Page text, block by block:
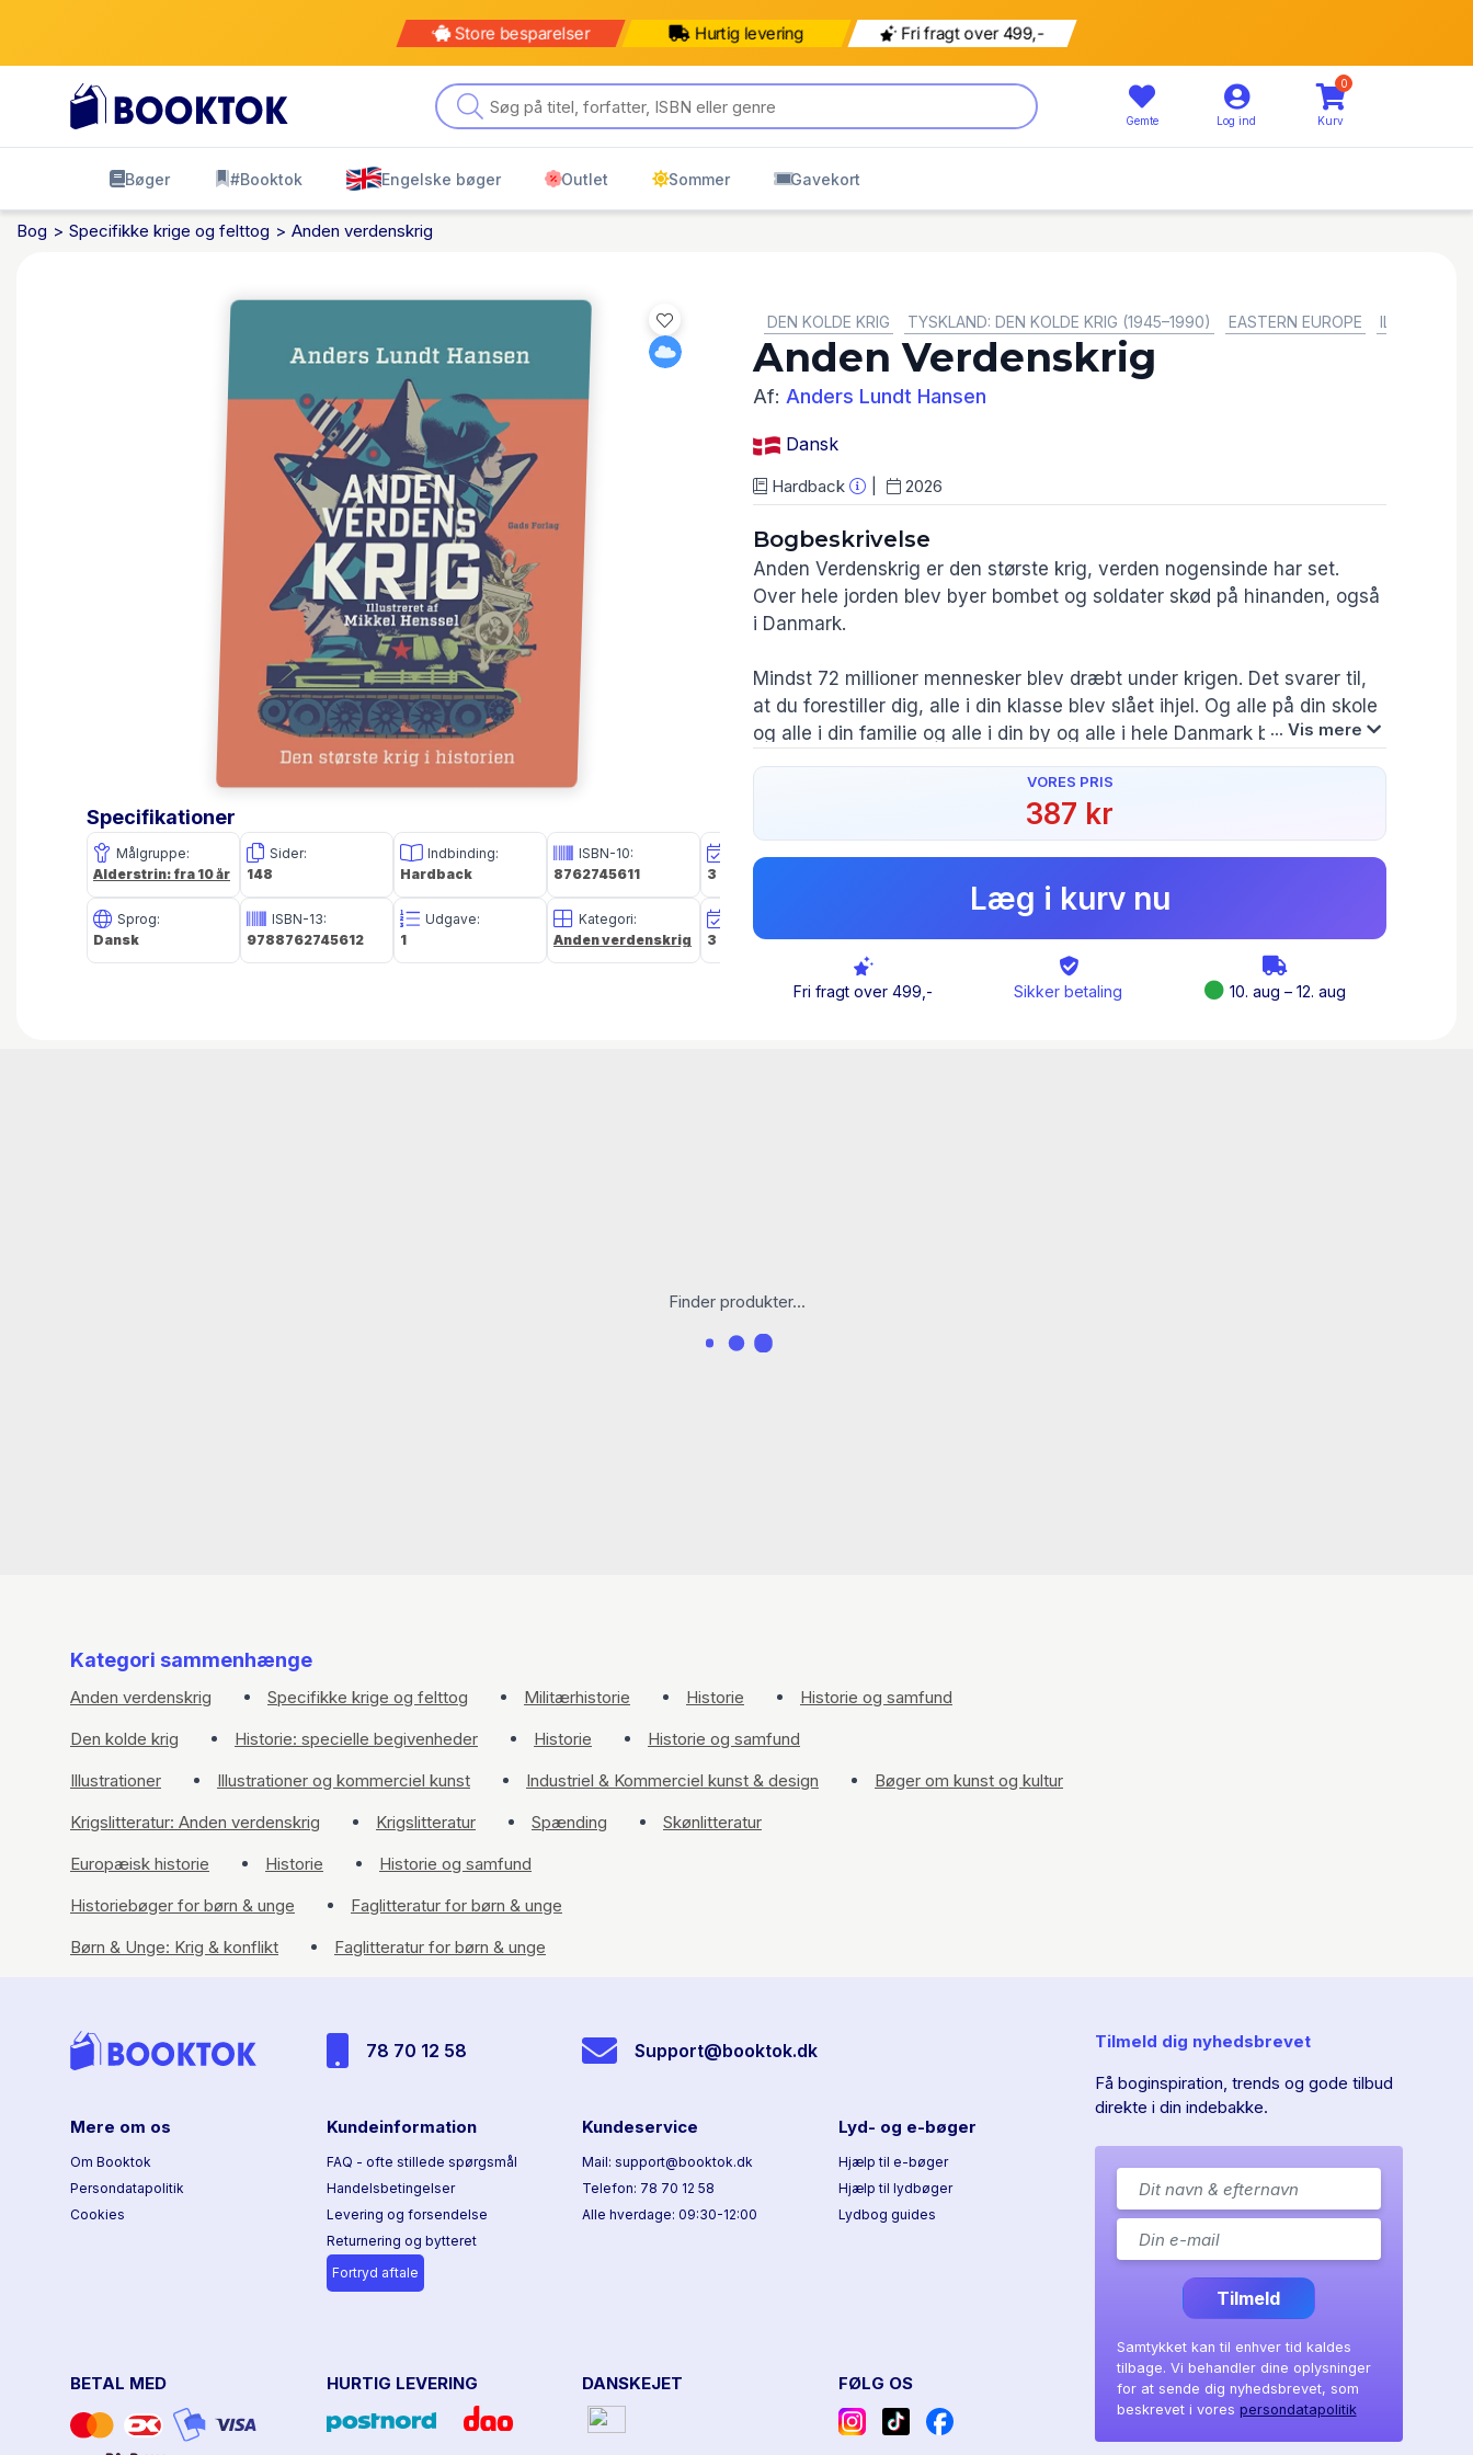
Store besparelser Hurtig levering Fri fragt over 499,-
Gemte Log ind
0
Kurv
Bøger #Booktok Engelske bøger Outlet Sommer Gavekort
Bog Specifikke krige og felttog Anden verdenskrig
Specifikationer
Målgruppe:
Alderstrin: fra 10 år
Sprog:
Dansk
Sider:
148
ISBN-13:
9788762745612
Indbinding:
Hardback
Udgave:
1
ISBN-10:
8762745611
Kategori:
Anden verdenskrig
3 feb 2026
3 feb 2026
958g
Anders Lundt
Hansen
DEN KOLDE KRIG
TYSKLAND: DEN KOLDE KRIG (1945–1990) EASTERN EUROPE
Anden Verdenskrig
Af: Anders Lundt Hansen
Dansk
Hardback 2026
Bogbeskrivelse
Anden Verdenskrig er den største krig, verden nogensinde har set.
Over hele jorden blev byer bombet og soldater skød på hinanden, også
i Danmark.
Mindst 72 millioner mennesker blev dræbt under krigen. Det svarer til,
at du forestiller dig, alle i din klasse blev slået ihjel. Og alle på din skole
og alle i din familie og alle i din by og alle i hele Danmark blev slået ihjel
– tolv gange hver!
Hvordan kunne det ske? Hvorfor gik verdens lande ind i så grusom en
krig?
Det får du at vide i dette gennemillustrerede historiske værk for unge
om krigen, hvordan den begyndte, hvordan den gik, og hvordan den
sluttede. Og hvad verdens lande har gjort siden for at undgå nye krige.
Anders Lundt Hansen er historiker og ekstern lektor ved Københavns
... Vis mere
VORES PRIS
387 kr
Læg i kurv nu
Fri fragt over 499,- Sikker betaling 10. aug – 12. aug
Finder produkter...
Kategori sammenhænge
Anden verdenskrig Specifikke krige og felttog Militærhistorie Historie
Historie og samfund
Den kolde krig
Historie: specielle begivenheder Historie
Historie og samfund
Illustrationer
Illustrationer og kommerciel kunst Industriel & Kommerciel kunst & design
Bøger om kunst og kultur
Krigslitteratur: Anden verdenskrig
Krigslitteratur Spænding
Skønlitteratur
Europæisk historie
Historie
Historie og samfund
Historiebøger for børn & unge
Faglitteratur for børn & unge
Børn & Unge: Krig & konflikt
Faglitteratur for børn & unge
78 70 12 58 Support@booktok.dk
Mere om os
Om Booktok
Persondatapolitik
Cookies
Kundeinformation
FAQ - ofte stillede spørgsmål
Handelsbetingelser
Levering og forsendelse
Returnering og bytteret
Fortryd aftale
Kundeservice
Mail: support@booktok.dk
Telefon: 78 70 12 58
Alle hverdage: 09:30-12:00
Lyd- og e-bøger
Hjælp til e-bøger
Hjælp til lydbøger
Lydbog guides
BETAL MED HURTIG LEVERING DANSKEJET FØLG OS
Tilmeld dig nyhedsbrevet
Få boginspiration, trends og gode tilbud
direkte i din indebakke.
Tilmeld
Samtykket kan til enhver tid kaldes
tilbage. Vi behandler dine oplysninger
for at sende dig nyhedsbrevet, som
beskrevet i vores persondatapolitik